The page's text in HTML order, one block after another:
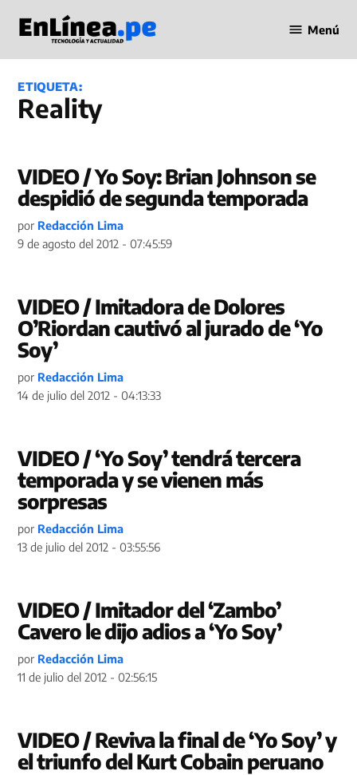
contenido
en Línea
Menú
ETIQUETA:
Reality
VIDEO / Yo Soy: Brian Johnson se
despidió de segunda temporada
por Redacción Lima
9 de agosto del 2012 - 07:45:59
VIDEO / Imitadora de Dolores
O’Riordan cautivó al jurado de ‘Yo
Soy’
por Redacción Lima
14 de julio del 2012 - 04:13:33
VIDEO / ‘Yo Soy’ tendrá tercera
temporada y se vienen más
sorpresas
por Redacción Lima
13 de julio del 2012 - 03:55:56
VIDEO / Imitador del ‘Zambo’
Cavero le dijo adios a ‘Yo Soy’
por Redacción Lima
11 de julio del 2012 - 02:56:15
VIDEO / Reviva la final de ‘Yo Soy’ y
el triunfo del Kurt Cobain peruano